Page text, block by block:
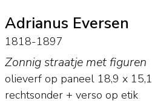
Adrianus Eversen
1818-1897
Zonnig straatje met figuren
olieverf op paneel 18,9 x 15,1
rechtsonder + verso op etik